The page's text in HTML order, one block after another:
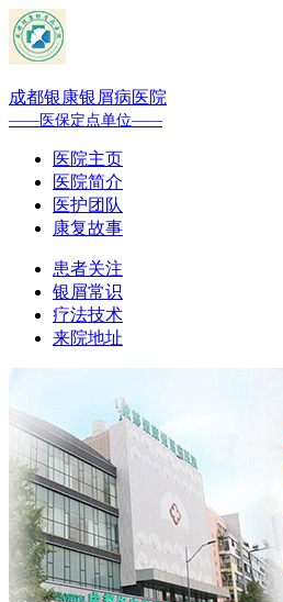
成都银康银屑病医院
——医保定点单位——
医院主页
医院简介
医护团队
康复故事
患者关注
银屑常识
疗法技术
来院地址